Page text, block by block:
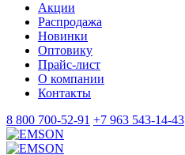
Акции
Распродажа
Новинки
Оптовику
Прайс-лист
О компании
Контакты
8 800 700-52-91 +7 963 543-14-43